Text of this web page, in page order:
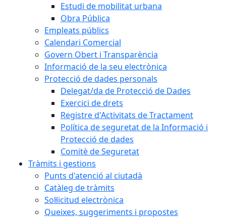
Estudi de mobilitat urbana
Obra Pública
Empleats públics
Calendari Comercial
Govern Obert i Transparència
Informació de la seu electrònica
Protecció de dades personals
Delegat/da de Protecció de Dades
Exercici de drets
Registre d'Activitats de Tractament
Política de seguretat de la Informació i
Protecció de dades
Comitè de Seguretat
Tràmits i gestions
Punts d'atenció al ciutadà
Catàleg de tràmits
Sol·licitud electrònica
Queixes, suggeriments i propostes